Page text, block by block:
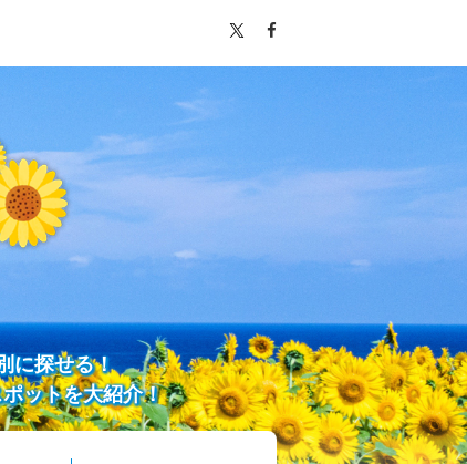
に探せる！
ットを大紹介！